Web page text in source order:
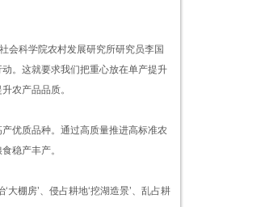
会科学院农村发展研究所研究员李国
。这就要求我们把重心放在单产提升
农产品品质。
优质品种。通过高质量推进高标准农
稳产丰产。
棚房’、侵占耕地‘挖湖造景’、乱占耕